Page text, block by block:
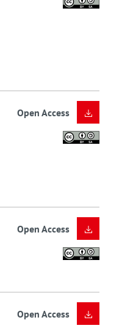
Open Access
Open Access
Open Access